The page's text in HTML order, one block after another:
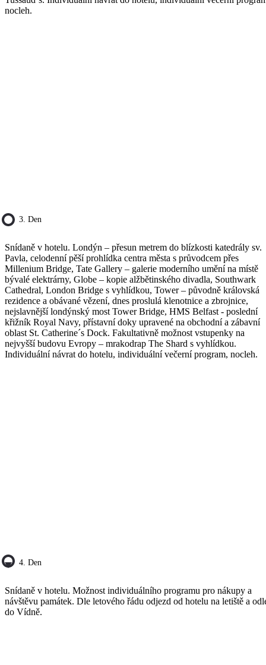
nocleh.
3. Den
Snídaně v hotelu. Londýn – přesun metrem do blízkosti katedrály sv.
Pavla, celodenní pěší prohlídka centra města s průvodcem přes
Millenium Bridge, Tate Gallery – galerie moderního umění na místě
bývalé elektrárny, Globe – kopie alžbětinského divadla, Southwark
Cathedral, London Bridge s vyhlídkou, Tower – původně královská
rezidence a obávané vězení, dnes proslulá klenotnice a zbrojnice,
nejslavnější londýnský most Tower Bridge, HMS Belfast - poslední
křižník Royal Navy, přístavní doky upravené na obchodní a zábavní
oblast St. Catherine´s Dock. Fakultativně možnost vstupenky na
nejvyšší budovu Evropy – mrakodrap The Shard s vyhlídkou.
Individuální návrat do hotelu, individuální večerní program, nocleh.
4. Den
Snídaně v hotelu. Možnost individuálního programu pro nákupy a
návštěvu památek. Dle letového řádu odjezd od hotelu na letiště a
do Vídně.